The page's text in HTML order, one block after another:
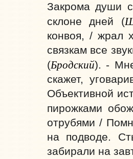
Закрома души
склоне дней (
конвоя, / жрал
связкам все
(Бродский). -
скажет,
Объективной
пирожками
отрубями /
на подводе.
забирали на